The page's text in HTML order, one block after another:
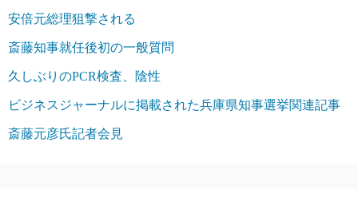
安倍元総理狙撃される
斎藤知事就任後初の一般質問
久しぶりのPCR検査、陰性
ビジネスジャーナルに掲載された兵庫県知事選挙関連記事
斎藤元彦氏記者会見